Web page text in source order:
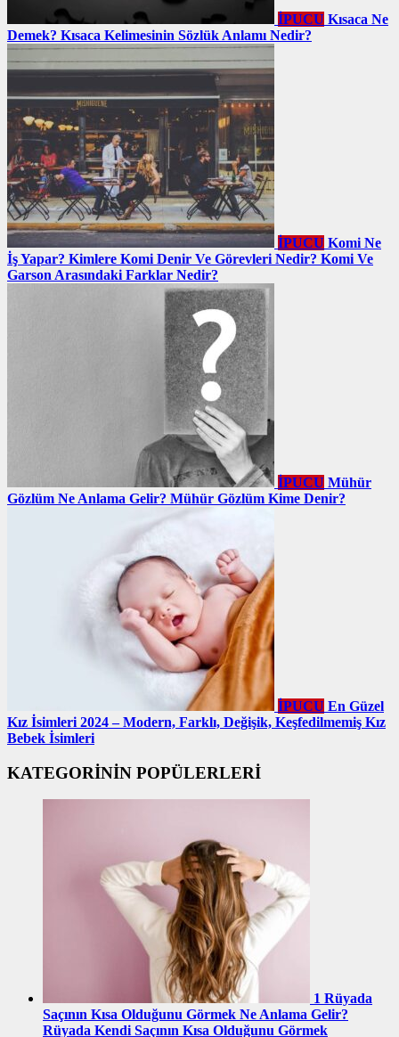
İPUCU Kısaca Ne
Demek? Kısaca Kelimesinin Sözlük Anlamı Nedir?
İPUCU Komi Ne
İş Yapar? Kimlere Komi Denir Ve Görevleri Nedir? Komi Ve
Garson Arasındaki Farklar Nedir?
İPUCU Mühür
Gözlüm Ne Anlama Gelir? Mühür Gözlüm Kime Denir?
İPUCU En Güzel
Kız İsimleri 2024 – Modern, Farklı, Değişik, Keşfedilmemiş Kız
Bebek İsimleri
KATEGORİNİN POPÜLERLERİ
1 Rüyada
Saçının Kısa Olduğunu Görmek Ne Anlama Gelir?
Rüyada Kendi Saçının Kısa Olduğunu Görmek